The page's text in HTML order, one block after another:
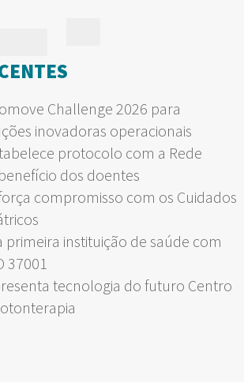
Challenge 2026 para
inovadoras operacionais
protocolo com a Rede
dos doentes
compromisso com os Cuidados
primeira instituição de saúde com
37001
tecnologia do futuro Centro